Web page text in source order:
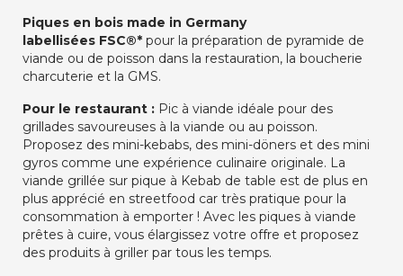
Piques en bois made in Germany
labellisées FSC®* pour la préparation de pyramide de
viande ou de poisson dans la restauration, la boucherie
charcuterie et la GMS.
Pour le restaurant : Pic à viande idéale pour des
grillades savoureuses à la viande ou au poisson.
Proposez des mini-kebabs, des mini-döners et des mini
gyros comme une expérience culinaire originale. La
viande grillée sur pique à Kebab de table est de plus en
plus apprécié en streetfood car très pratique pour la
consommation à emporter ! Avec les piques à viande
prêtes à cuire, vous élargissez votre offre et proposez
des produits à griller par tous les temps.